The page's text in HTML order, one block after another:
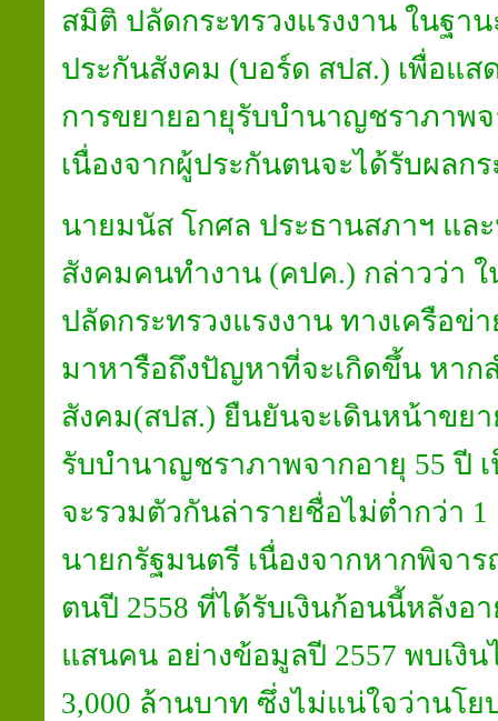
สมิติ ปลัดกระทรวงแรงงาน ในฐา
ประกันสังคม (บอร์ด สปส.) เพื่อแ
การขยายอายุรับบำนาญชราภาพจ
เนื่องจากผู้ประกันตนจะได้รับผลก
นายมนัส โกศล ประธานสภาฯ แล
สังคมคนทำงาน (คปค.) กล่าวว่า ใ
ปลัดกระทรวงแรงงาน ทางเครือข่
มาหารือถึงปัญหาที่จะเกิดขึ้น หาก
สังคม(สปส.) ยืนยันจะเดินหน้าขย
รับบำนาญชราภาพจากอายุ 55 ปี
จะรวมตัวกันล่ารายชื่อไม่ต่ำกว่า
นายกรัฐมนตรี เนื่องจากหากพิจา
ตนปี 2558 ที่ได้รับเงินก้อนนี้หลังอ
แสนคน อย่างข้อมูลปี 2557 พบเงิ
3,000 ล้านบาท ซึ่งไม่แน่ใจว่านโย